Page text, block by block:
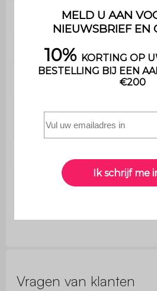
Garantie
Wasbaar in de wasmachine
Compatibel met
vloerverwarming
Compatibel met
Vragen van klanten